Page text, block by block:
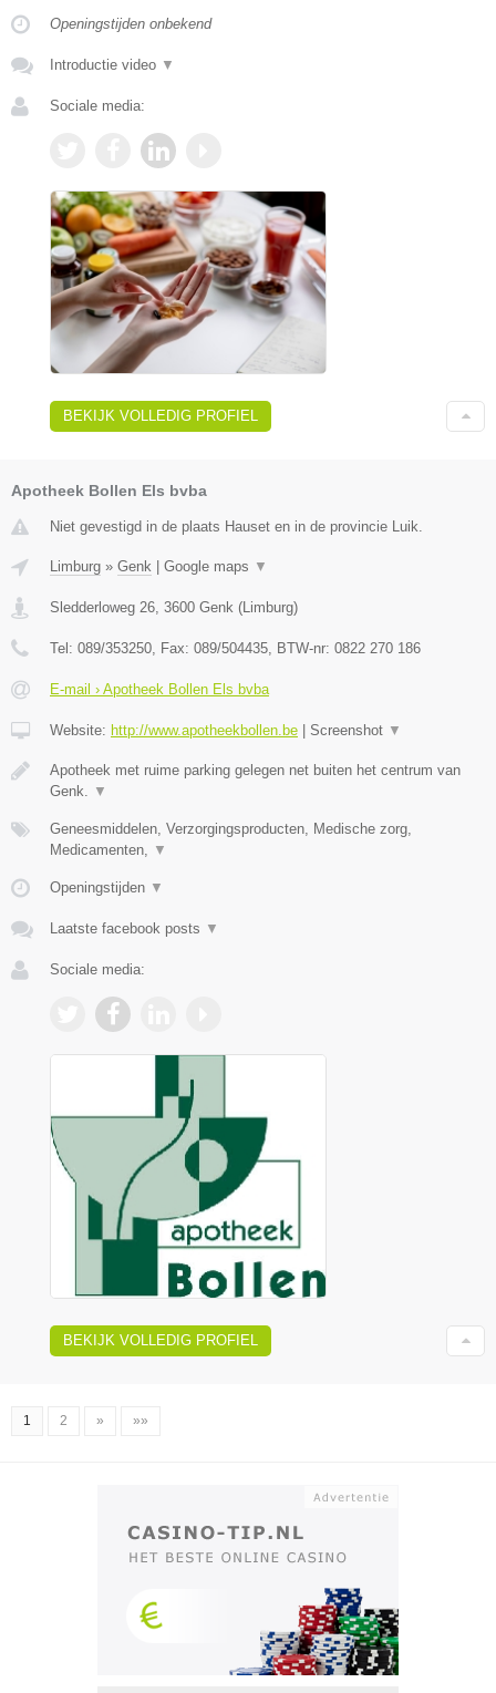
Openingstijden onbekend
Introductie video ▼
Sociale media:
BEKIJK VOLLEDIG PROFIEL
Apotheek Bollen Els bvba
Niet gevestigd in de plaats Hauset en in de provincie Luik.
Limburg » Genk Google maps ▼
Sledderloweg 26, 3600 Genk (Limburg)
Tel: 089/353250, Fax: 089/504435, BTW-nr: 0822 270 186
E-mail › Apotheek Bollen Els bvba
Website: http://www.apotheekbollen.be Screenshot ▼
Apotheek met ruime parking gelegen net buiten het centrum van
Genk. ▼
Geneesmiddelen, Verzorgingsproducten, Medische zorg,
Medicamenten, ▼
Openingstijden ▼
Laatste facebook posts ▼
Sociale media:
BEKIJK VOLLEDIG PROFIEL
1 2 » »»